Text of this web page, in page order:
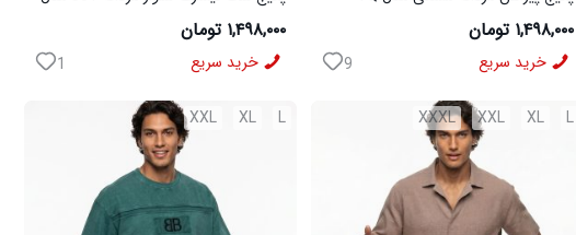
شلوار مردانه خاکی مدل MOBIN
۱,۴۹۸,۰۰۰ تومان
خرید سریع 9
W15 کفش ورزشی مردانه مدل pavlo
۱,۴۹۸,۰۰۰ تومان
خرید سریع 1
L
XL
XXL
XXXL
L
XL
XXL